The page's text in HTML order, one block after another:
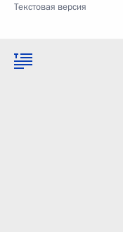
Текстовая версия